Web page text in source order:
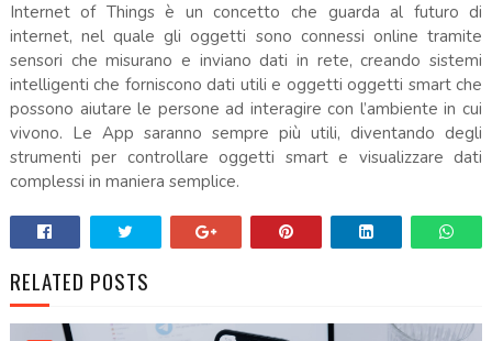
Internet of Things è un concetto che guarda al futuro di
internet, nel quale gli oggetti sono connessi online tramite
sensori che misurano e inviano dati in rete, creando sistemi
intelligenti che forniscono dati utili e oggetti oggetti smart che
possono aiutare le persone ad interagire con l’ambiente in cui
vivono. Le App saranno sempre più utili, diventando degli
strumenti per controllare oggetti smart e visualizzare dati
complessi in maniera semplice.
RELATED POSTS